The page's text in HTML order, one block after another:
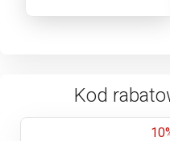
Kod